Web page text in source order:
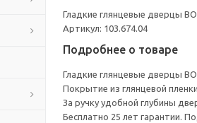
Гладкие глянцевые дверцы
Артикул: 103.674.04
Подробнее о товаре
Гладкие глянцевые дверцы
Покрытие из глянцевой
За ручку удобной глубины
Бесплатно 25 лет гарантии.